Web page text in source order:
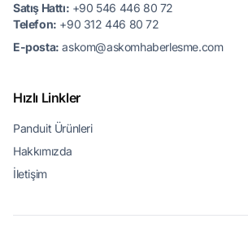
Satış Hattı: +90 546 446 80 72
Telefon: +90 312 446 80 72
E-posta: askom@askomhaberlesme.com
Hızlı Linkler
Panduit Ürünleri
Hakkımızda
İletişim